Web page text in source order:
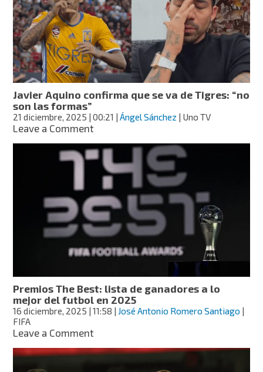
Este
es
el
favorito
a
campeón
en
la
Liga
según
IA
Javier Aquino confirma que se va de Tigres: “no
son las formas”
21 diciembre, 2025 | 00:21 |Ángel Sánchez | Uno TV
Leave a Commenton
Aquino
confirma
que
se
va
de
Tigres:
“no
son
las
Premios The Best: lista de ganadores a lo
mejor del futbol en 2025
16 diciembre, 2025 | 11:58 | José Antonio Romero Santiago |
FIFA
Leave a Commenton
The